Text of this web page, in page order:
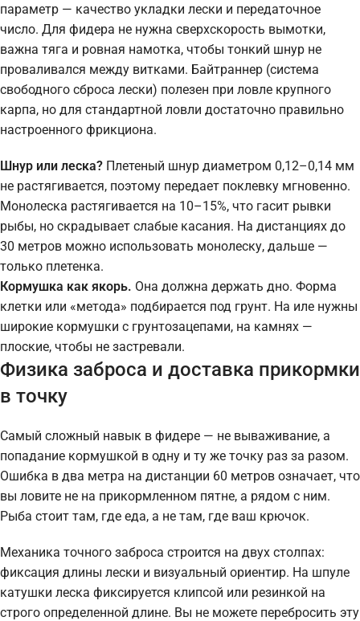
параметр — качество укладки лески и передаточное
число. Для фидера не нужна сверхскорость вымотки,
важна тяга и ровная намотка, чтобы тонкий шнур не
проваливался между витками. Байтраннер (система
свободного сброса лески) полезен при ловле крупного
карпа, но для стандартной ловли достаточно правильно
настроенного фрикциона.
Шнур или леска? Плетеный шнур диаметром 0,12–0,14 мм
не растягивается, поэтому передает поклевку мгновенно.
Монолеска растягивается на 10–15%, что гасит рывки
рыбы, но скрадывает слабые касания. На дистанциях до
30 метров можно использовать монолеску, дальше —
только плетенка.
Кормушка как якорь. Она должна держать дно. Форма
клетки или «метода» подбирается под грунт. На иле нужны
широкие кормушки с грунтозацепами, на камнях —
плоские, чтобы не застревали.
Физика заброса и доставка прикормки
в точку
Самый сложный навык в фидере — не вываживание, а
попадание кормушкой в одну и ту же точку раз за разом.
Ошибка в два метра на дистанции 60 метров означает, что
вы ловите не на прикормленном пятне, а рядом с ним.
Рыба стоит там, где еда, а не там, где ваш крючок.
Механика точного заброса строится на двух столпах:
фиксация длины лески и визуальный ориентир. На шпуле
катушки леска фиксируется клипсой или резинкой на
строго определенной длине. Вы не можете перебросить эту